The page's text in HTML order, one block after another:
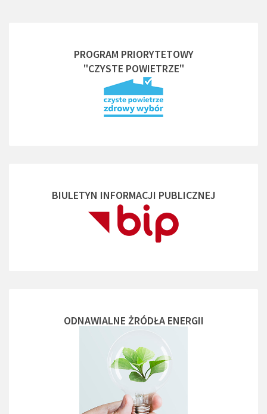
PROGRAM PRIORYTETOWY
"CZYSTE POWIETRZE"
BIULETYN INFORMACJI PUBLICZNEJ
ODNAWIALNE ŻRÓDŁA ENERGII